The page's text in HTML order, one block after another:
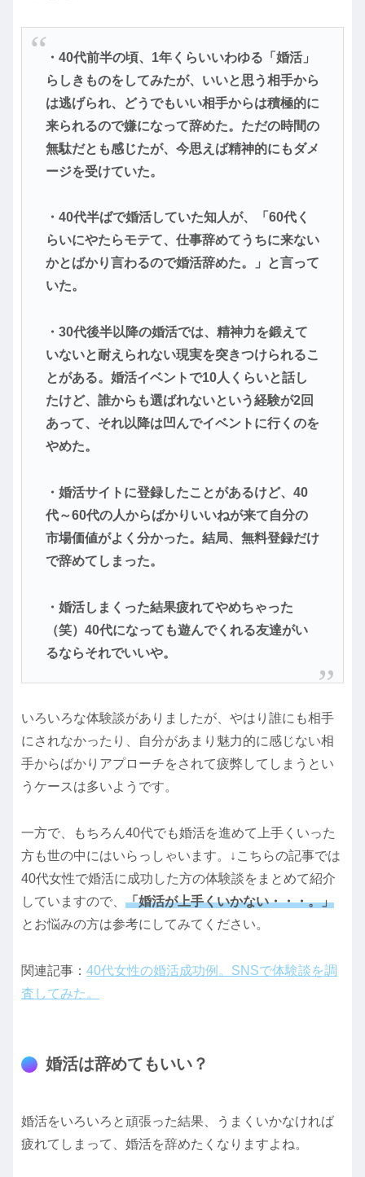
・40代前半の頃、1年くらいいわゆる「婚活」
らしきものをしてみたが、いいと思う相手から
は逃げられ、どうでもいい相手からは積極的に
来られるので嫌になって辞めた。ただの時間の
無駄だとも感じたが、今思えば精神的にもダメ
ージを受けていた。
・40代半ばで婚活していた知人が、「60代く
らいにやたらモテて、仕事辞めてうちに来ない
かとばかり言わるので婚活辞めた。」と言って
いた。
・30代後半以降の婚活では、精神力を鍛えて
いないと耐えられない現実を突きつけられるこ
とがある。婚活イベントで10人くらいと話し
たけど、誰からも選ばれないという経験が2回
あって、それ以降は凹んでイベントに行くのを
やめた。
・婚活サイトに登録したことがあるけど、40
代～60代の人からばかりいいねが来て自分の
市場価値がよく分かった。結局、無料登録だけ
で辞めてしまった。
・婚活しまくった結果疲れてやめちゃった
（笑）40代になっても遊んでくれる友達がい
るならそれでいいや。
いろいろな体験談がありましたが、やはり誰にも相手
にされなかったり、自分があまり魅力的に感じない相
手からばかりアプローチをされて疲弊してしまうとい
うケースは多いようです。
一方で、もちろん40代でも婚活を進めて上手くいった
方も世の中にはいらっしゃいます。↓こちらの記事では
40代女性で婚活に成功した方の体験談をまとめて紹介
していますので、 「婚活が上手くいかない・・・。」
とお悩みの方は参考にしてみてください。
関連記事： 40代女性の婚活成功例。SNSで体験談を調
査してみた。
婚活は辞めてもいい？
婚活をいろいろと頑張った結果、うまくいかなければ
疲れてしまって、婚活を辞めたくなりますよね。